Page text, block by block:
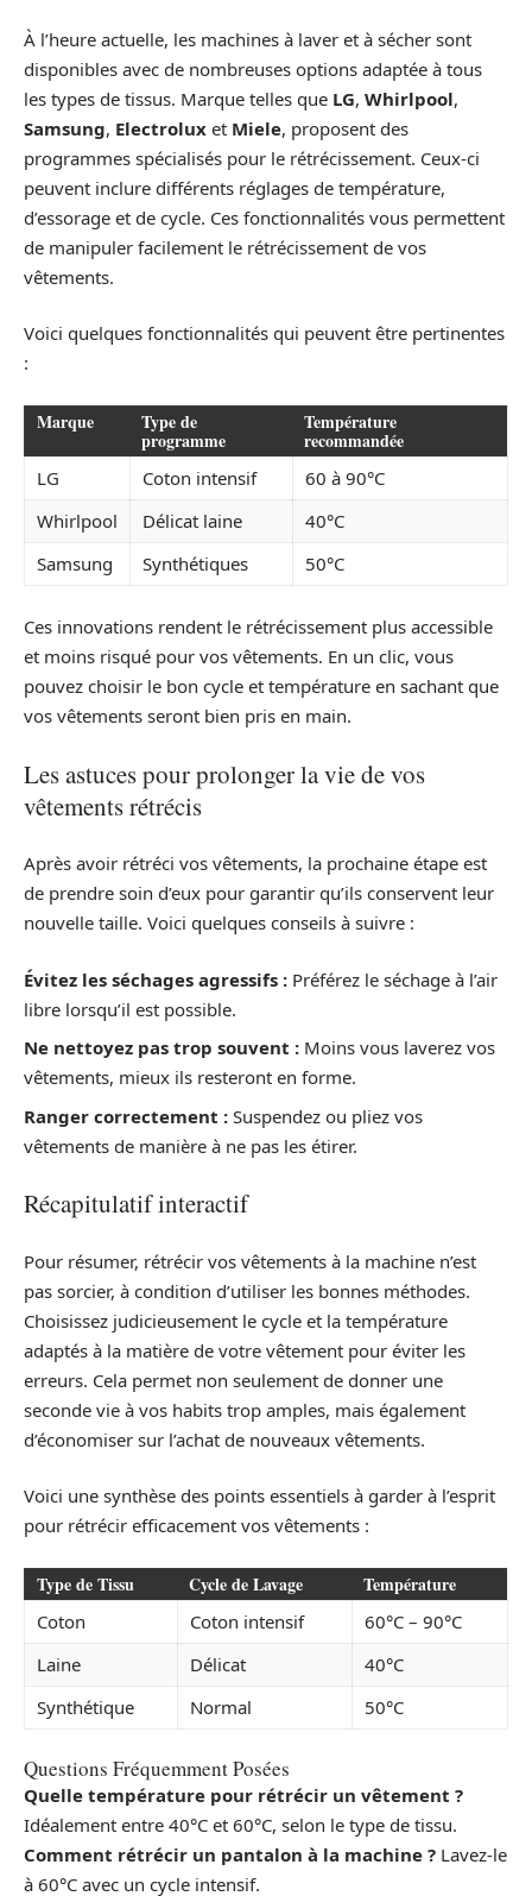
À l’heure actuelle, les machines à laver et à sécher sont
disponibles avec de nombreuses options adaptée à tous
les types de tissus. Marque telles que LG, Whirlpool,
Samsung, Electrolux et Miele, proposent des
programmes spécialisés pour le rétrécissement. Ceux-ci
peuvent inclure différents réglages de température,
d’essorage et de cycle. Ces fonctionnalités vous permettent
de manipuler facilement le rétrécissement de vos
vêtements.
Voici quelques fonctionnalités qui peuvent être pertinentes
:
Marque Type de
programme
Température
recommandée
LG Coton intensif
60 à 90°C
Whirlpool
Délicat laine
40°C
Samsung
Synthétiques 50°C
Ces innovations rendent le rétrécissement plus accessible
et moins risqué pour vos vêtements. En un clic, vous
pouvez choisir le bon cycle et température en sachant que
vos vêtements seront bien pris en main.
Les astuces pour prolonger la vie de vos
vêtements rétrécis
Après avoir rétréci vos vêtements, la prochaine étape est
de prendre soin d’eux pour garantir qu’ils conservent leur
nouvelle taille. Voici quelques conseils à suivre :
Évitez les séchages agressifs : Préférez le séchage à l’air
libre lorsqu’il est possible.
Ne nettoyez pas trop souvent : Moins vous laverez vos
vêtements, mieux ils resteront en forme.
Ranger correctement : Suspendez ou pliez vos
vêtements de manière à ne pas les étirer.
Récapitulatif interactif
Pour résumer, rétrécir vos vêtements à la machine n’est
pas sorcier, à condition d’utiliser les bonnes méthodes.
Choisissez judicieusement le cycle et la température
adaptés à la matière de votre vêtement pour éviter les
erreurs. Cela permet non seulement de donner une
seconde vie à vos habits trop amples, mais également
d’économiser sur l’achat de nouveaux vêtements.
Voici une synthèse des points essentiels à garder à l’esprit
pour rétrécir efficacement vos vêtements :
Type de Tissu Cycle de Lavage Température
Coton Coton intensif
60°C – 90°C
Laine
Délicat
40°C
Synthétique
Normal 50°C
Questions Fréquemment Posées
Quelle température pour rétrécir un vêtement ?
Idéalement entre 40°C et 60°C, selon le type de tissu.
Comment rétrécir un pantalon à la machine ? Lavez-le
à 60°C avec un cycle intensif.